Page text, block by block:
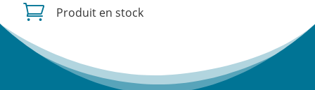
 Produit en stock